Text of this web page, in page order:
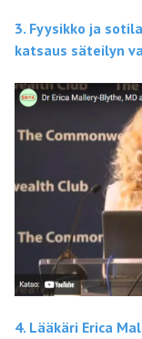
3. Fyysikko ja
katsaus säteilyn
4. Lääkäri Erica